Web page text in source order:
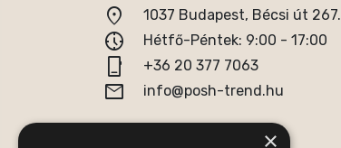
location_on 1037 Budapest, Bécsi út 267.
nest_clock_farsight_analog Hétfő-Péntek: 9:00 - 17:00
phone_iphone +36 20 377 7063
email info@posh-trend.hu
×